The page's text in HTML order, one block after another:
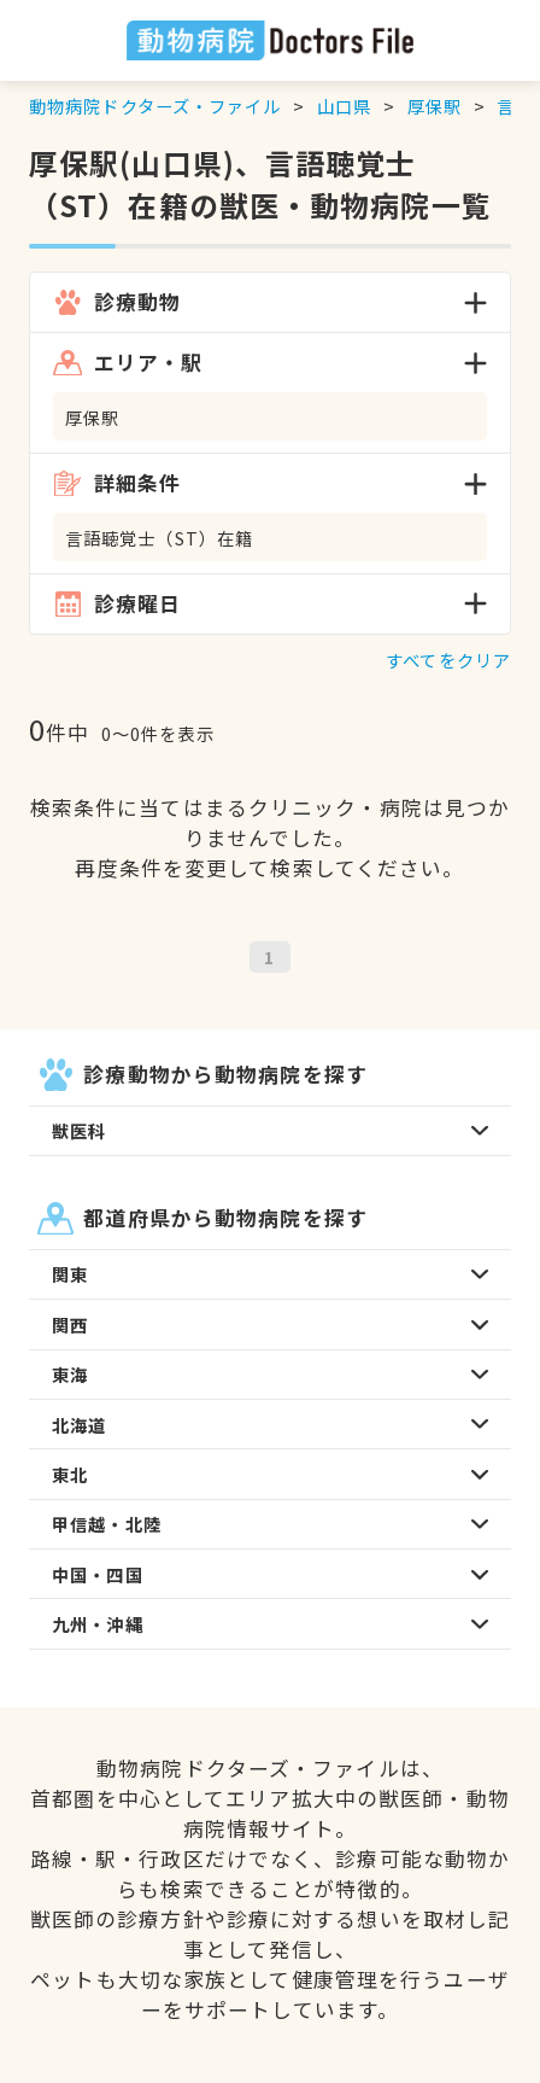
動物病院ドクターズ・ファイル 山口県 厚保駅 言語
厚保駅(山口県)、言語聴覚士
（ST）在籍の獣医・動物病院一覧
診療動物
エリア・駅
厚保駅
詳細条件
言語聴覚士（ST）在籍
診療曜日
すべてをクリア
0件中 0〜0件を表示
検索条件に当てはまるクリニック・病院は見つか
りませんでした。
再度条件を変更して検索してください。
1
診療動物から動物病院を探す
獣医科
都道府県から動物病院を探す
関東
関西
東海
北海道
東北
甲信越・北陸
中国・四国
九州・沖縄
動物病院ドクターズ・ファイルは、
首都圏を中心としてエリア拡大中の獣医師・動物
病院情報サイト。
路線・駅・行政区だけでなく、診療可能な動物か
らも検索できることが特徴的。
獣医師の診療方針や診療に対する想いを取材し記
事として発信し、
ペットも大切な家族として健康管理を行うユーザ
ーをサポートしています。